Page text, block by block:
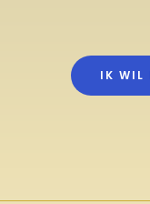
IK WIL